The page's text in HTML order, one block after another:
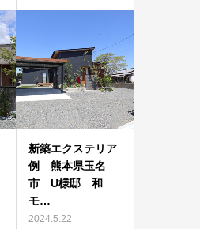
新築エクステリア
例 熊本県玉名
市 U様邸 和
モ…
2024.5.22